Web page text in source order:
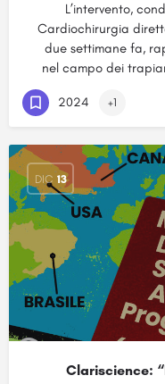
L’intervento,
Cardiochirurgia
due settimane fa,
nel campo dei
2024 +1
DIC 13
Clariscience: